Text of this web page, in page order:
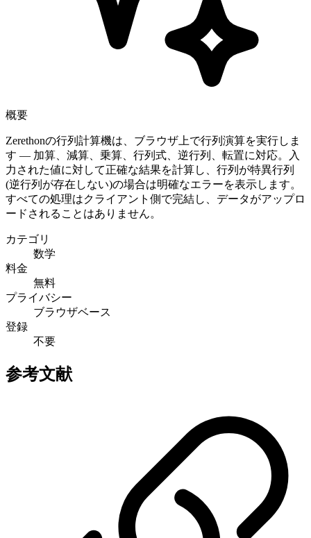
概要
Zerethonの行列計算機は、ブラウザ上で行列演算を実行しま
す — 加算、減算、乗算、行列式、逆行列、転置に対応。入
力された値に対して正確な結果を計算し、行列が特異行列
(逆行列が存在しない)の場合は明確なエラーを表示します。
すべての処理はクライアント側で完結し、データがアップロ
ードされることはありません。
カテゴリ
数学
料金
無料
プライバシー
ブラウザベース
登録
不要
参考文献